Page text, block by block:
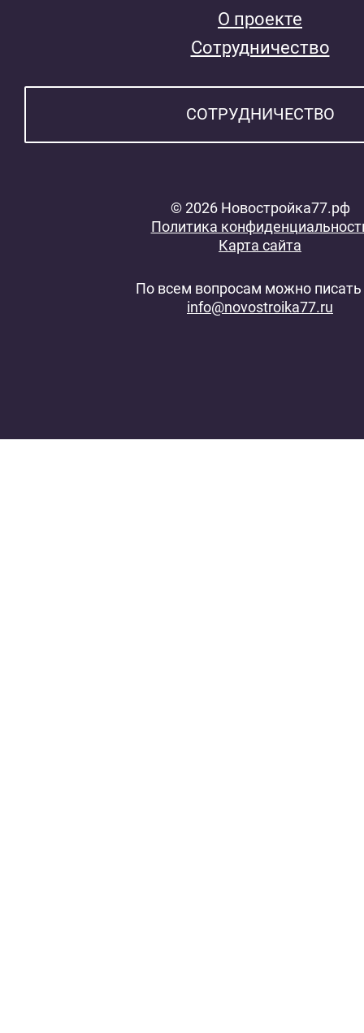
О проекте
Сотрудничество
СОТРУДНИЧЕСТВО
© 2026 Новостройка77.рф
Политика
Карта сайта
По всем вопросам можно писать
info@novostroika77.ru